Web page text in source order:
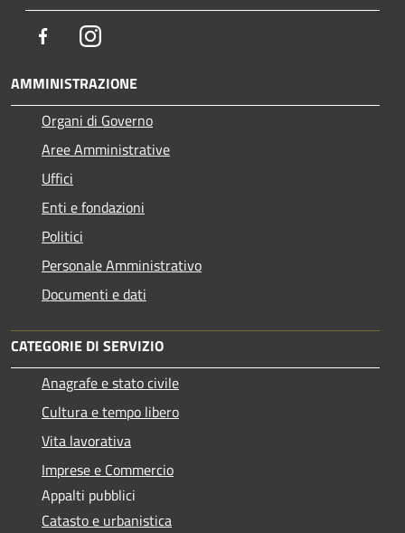
FacebookInstagram
AMMINISTRAZIONE
Organi di Governo
Aree Amministrative
Uffici
Enti e fondazioni
Politici
Personale Amministrativo
Documenti e dati
CATEGORIE DI SERVIZIO
Anagrafe e stato civile
Cultura e tempo libero
Vita lavorativa
Imprese e Commercio
Appalti pubblici
Catasto e urbanistica